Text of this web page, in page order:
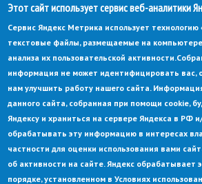
external)
© Администрация города Заречный
Электронная почта:
adm@zarechny.zato.ru
sends
e-
mail)
Пензенская обл, г. Заречный, пр-кт. 30-летия
При публикации материалов сайта ссылка на
Этот сайт использует сервис веб-аналитики
Сервис Яндекс Метрика использует
текстовые файлы, размещаемые на
анализа их пользовательской активности.
информация не может идентифицировать вас,
нам улучшить работу нашего сайта.
данного сайта, собранная при помощи cookie,
Яндексу и храниться на сервере Яндекса в РФ
обрабатывать эту информацию в интересах
частности для оценки использования вами
об активности на сайте. Яндекс обрабатывает
порядке, установленном в Условиях